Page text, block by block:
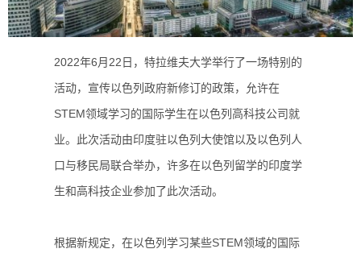
2022年6月22日，特拉维夫大学举行了一场特别的
活动，宣传以色列政府新修订的政策，允许在
STEM领域学习的国际学生在以色列高科技公司就
业。此次活动由印度驻以色列大使馆以及以色列人
口与移民局联合举办，许多在以色列留学的印度学
生和高科技企业参加了此次活动。
根据新规定，在以色列学习某些STEM领域的国际